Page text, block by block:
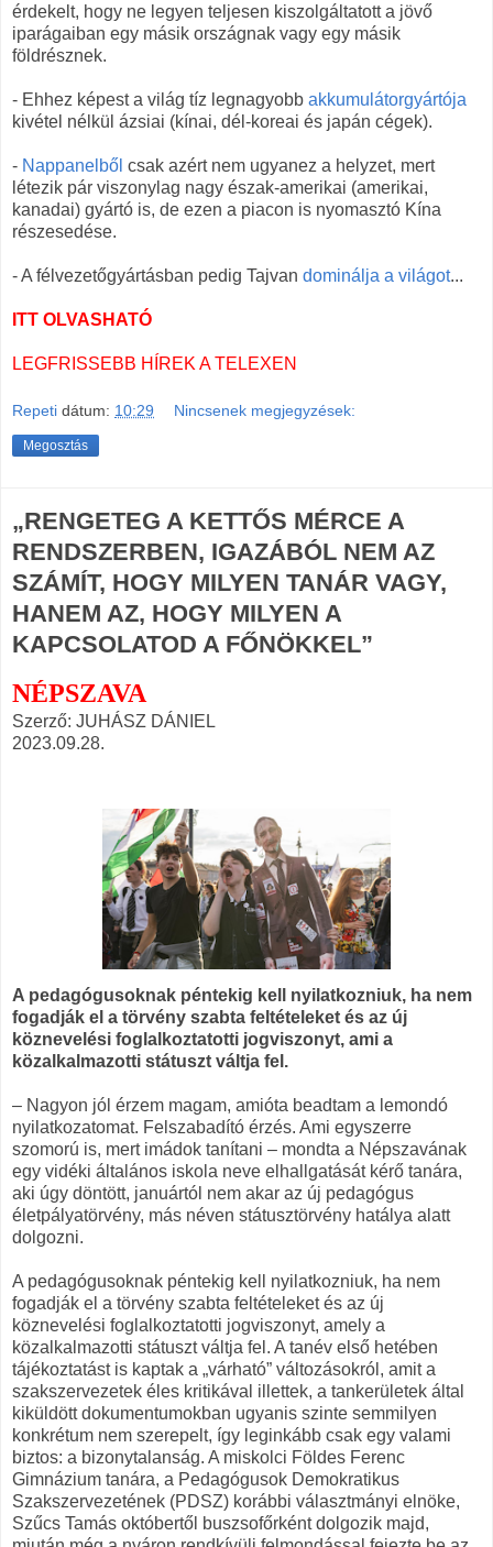
érdekelt, hogy ne legyen teljesen kiszolgáltatott a jövő
iparágaiban egy másik országnak vagy egy másik
földrésznek.
- Ehhez képest a világ tíz legnagyobb akkumulátorgyártója
kivétel nélkül ázsiai (kínai, dél-koreai és japán cégek).
- Nappanelből csak azért nem ugyanez a helyzet, mert
létezik pár viszonylag nagy észak-amerikai (amerikai,
kanadai) gyártó is, de ezen a piacon is nyomasztó Kína
részesedése.
- A félvezetőgyártásban pedig Tajvan dominálja a világot...
ITT OLVASHATÓ
LEGFRISSEBB HÍREK A TELEXEN
Repeti dátum: 10:29 Nincsenek megjegyzések:
Megosztás
„RENGETEG A KETTŐS MÉRCE A
RENDSZERBEN, IGAZÁBÓL NEM AZ
SZÁMÍT, HOGY MILYEN TANÁR VAGY,
HANEM AZ, HOGY MILYEN A
KAPCSOLATOD A FŐNÖKKEL”
NÉPSZAVA
Szerző: JUHÁSZ DÁNIEL
2023.09.28.
A pedagógusoknak péntekig kell nyilatkozniuk, ha nem
fogadják el a törvény szabta feltételeket és az új
köznevelési foglalkoztatotti jogviszonyt, ami a
közalkalmazotti státuszt váltja fel.
– Nagyon jól érzem magam, amióta beadtam a lemondó
nyilatkozatomat. Felszabadító érzés. Ami egyszerre
szomorú is, mert imádok tanítani – mondta a Népszavának
egy vidéki általános iskola neve elhallgatását kérő tanára,
aki úgy döntött, januártól nem akar az új pedagógus
életpályatörvény, más néven státusztörvény hatálya alatt
dolgozni.
A pedagógusoknak péntekig kell nyilatkozniuk, ha nem
fogadják el a törvény szabta feltételeket és az új
köznevelési foglalkoztatotti jogviszonyt, amely a
közalkalmazotti státuszt váltja fel. A tanév első hetében
tájékoztatást is kaptak a „várható” változásokról, amit a
szakszervezetek éles kritikával illettek, a tankerületek által
kiküldött dokumentumokban ugyanis szinte semmilyen
konkrétum nem szerepelt, így leginkább csak egy valami
biztos: a bizonytalanság. A miskolci Földes Ferenc
Gimnázium tanára, a Pedagógusok Demokratikus
Szakszervezetének (PDSZ) korábbi választmányi elnöke,
Szűcs Tamás októbertől buszsofőrként dolgozik majd,